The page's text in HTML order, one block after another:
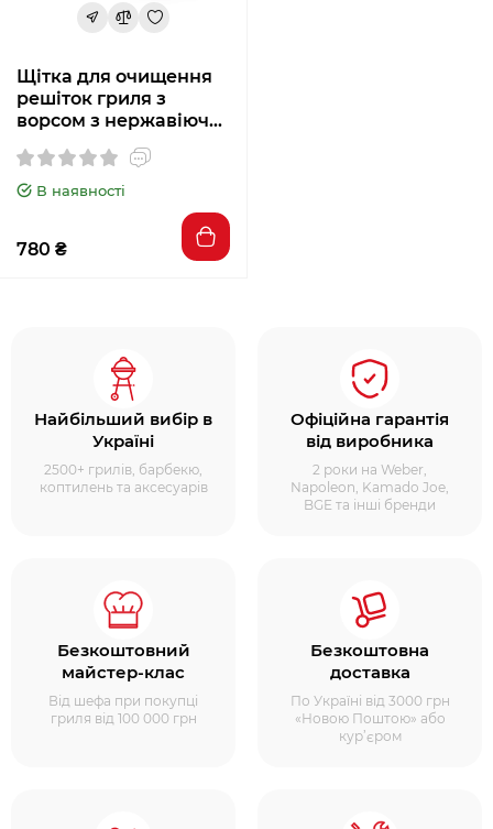
Щітка для очищення
решіток гриля з
ворсом з нержавіючої
В наявності
780 ₴
Найбільший вибір в
Україні
2500+ грилів, барбекю,
коптилень та аксесуарів
Офіційна гарантія
від виробника
2 роки на Weber,
Napoleon, Kamado Joe,
BGE та інші бренди
Безкоштовний
майстер-клас
Від шефа при покупці
гриля від 100 000 грн
Безкоштовна
доставка
По Україні від 3000 грн
«Новою Поштою» або
кур’єром